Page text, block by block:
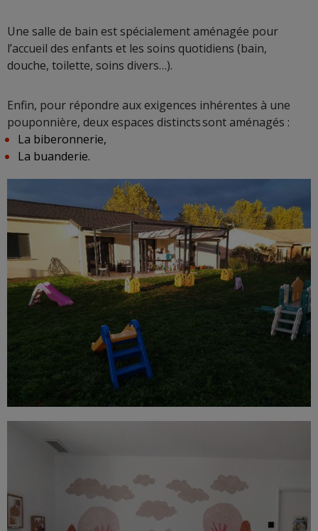
Une salle de bain est spécialement aménagée pour
l’accueil des enfants et les soins quotidiens (bain,
douche, toilette, soins divers…).
Enfin, pour répondre aux exigences inhérentes à une
pouponnière, deux espaces distincts sont aménagés :
La biberonnerie,
La buanderie.